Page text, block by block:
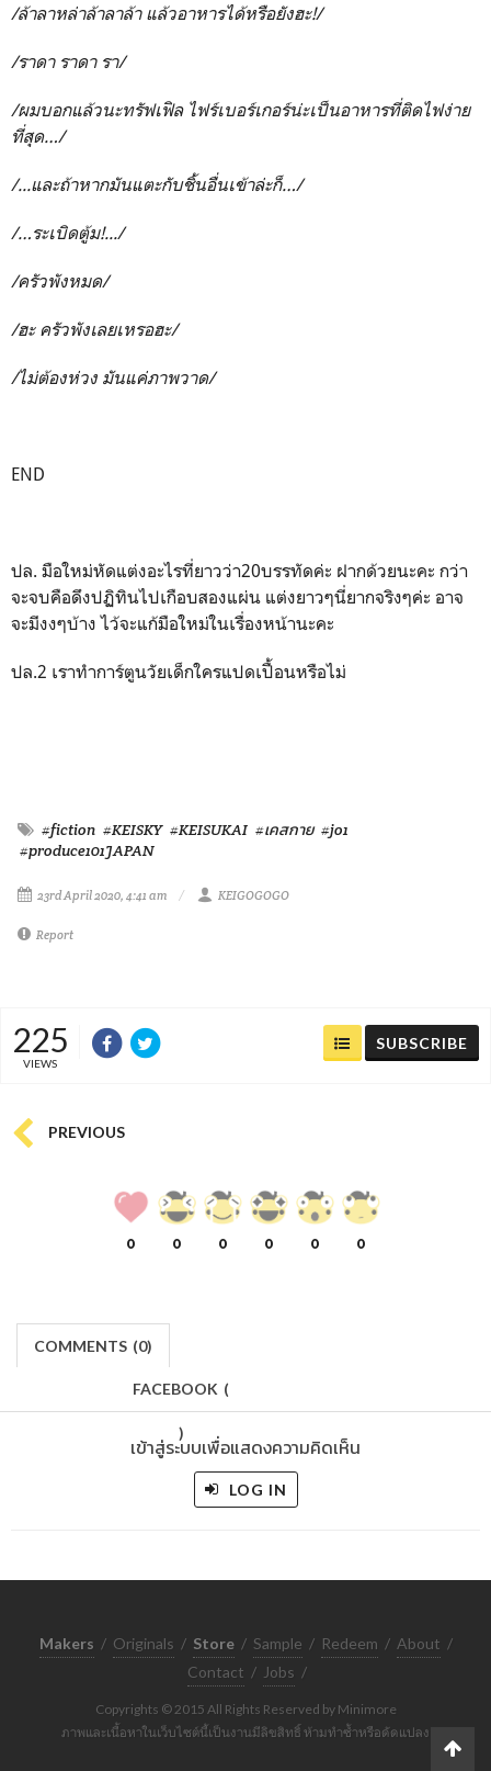
/ล้าลาหล่าล้าลาล้า แล้วอาหารได้หรือยังฮะ!/
/ราดา ราดา รา/
/ผมบอกแล้วนะทรัฟเฟิล ไฟร์เบอร์เกอร์น่ะเป็นอาหารที่ติดไฟง่าย
ที่สุด…/
/...และถ้าหากมันแตะกับชิ้นอื่นเข้าล่ะก็…/
/…ระเบิดตู้ม!.../
/ครัวพังหมด/
/ฮะ ครัวพังเลยเหรอฮะ/
/ไม่ต้องห่วง มันแค่ภาพวาด/
END
ปล. มือใหม่หัดแต่งอะไรที่ยาวว่า20บรรทัดค่ะ ฝากด้วยนะคะ กว่า
จะจบคือดึงปฏิทินไปเกือบสองแผ่น แต่งยาวๆนี่ยากจริงๆค่ะ อาจ
จะมีงงๆบ้าง ไว้จะแก้มือใหม่ในเรื่องหน้านะคะ
ปล.2 เราทำการ์ตูนวัยเด็กใครแปดเปื้อนหรือไม่
#fiction #KEISKY #KEISUKAI #เคสกาย #jo1
#produce101JAPAN
23rd April 2020, 4:41 am KEIGOGOGO
Report
225
VIEWS
SUBSCRIBE
PREVIOUS
0 0 0 0 0 0
COMMENTS (0)
FACEBOOK (
)
เข้าสู่ระบบเพื่อแสดงความคิดเห็น
LOG IN
Makers / Originals / Store / Sample / Redeem / About /
Contact / Jobs /
Copyrights © 2015 All Rights Reserved by Minimore
ภาพและเนื้อหาในเว็บไซต์นี้เป็นงานมีลิขสิทธิ์ ห้ามทำซ้ำหรือดัดแปลง